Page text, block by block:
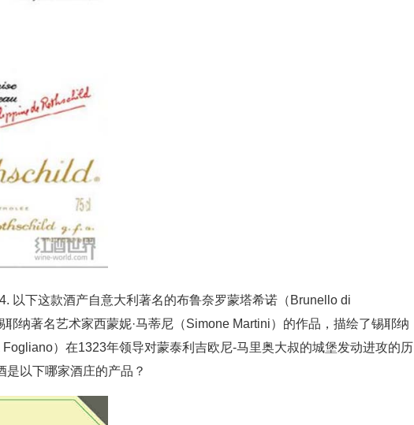
款酒产自意大利著名的布鲁奈罗蒙塔希诺（Brunello di
纳著名艺术家西蒙妮·马蒂尼（Simone Martini）的作品，描绘了锡耶纳
）在1323年领导对蒙泰利吉欧尼-马里奥大叔的城堡发动进攻的历
是以下哪家酒庄的产品？